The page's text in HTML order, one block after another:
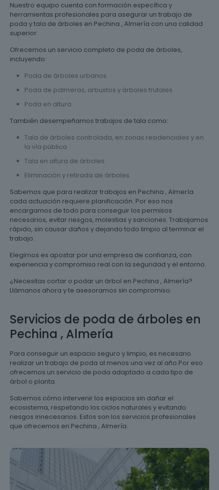
Nuestro equipo cuenta con formación específica y
herramientas profesionales para asegurar un trabajo de
poda y tala de árboles en Pechina , Almería con una calidad
superior.
Ofrecemos un servicio completo de poda de árboles,
incluyendo:
Poda de árboles urbanos
Poda de palmeras, arbustos y árboles frutales
Poda en altura
También desempeñamos trabajos de tala como:
Tala de árboles controlada, en zonas residenciales y en
la vía pública
Tala en altura de árboles
Eliminación y retirada de árboles
Sabemos que para realizar trabajos en Pechina , Almería
cada actuación requiere planificación. Por eso nos
encargamos de todo para conseguir los permisos
necesarios, evitar riesgos, molestias y sanciones. Trabajamos
rápido, sin causar daños y dejando todo limpio al terminar el
trabajo.
Elegirnos es apostar por una empresa de confianza, con
experiencia y compromiso real con la seguridad y el entorno.
¿Necesitas cortar o podar un árbol en Pechina , Almería?
Llámanos ahora y te asesoramos sin compromiso.
Servicios de poda de árboles en
Pechina , Almería
Para conseguir un espacio seguro y limpio, es necesario
realizar un trabajo de poda al menos una vez al año.Por eso
ofrecemos un servicio de poda adaptado a cada tipo de
árbol o planta.
Sabemos cómo intervenir los espacios sin dañar el
ecosistema, respetando los ciclos naturales y evitando
riesgos innecesarios. Estos son los servicios profesionales
que ofrecemos en Pechina , Almería.